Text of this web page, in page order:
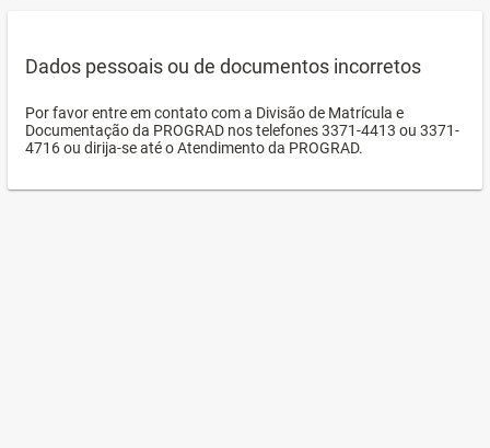
Dados pessoais ou de documentos incorretos
Por favor entre em contato com a Divisão de Matrícula e
Documentação da PROGRAD nos telefones 3371-4413 ou 3371-
4716 ou dirija-se até o Atendimento da PROGRAD.